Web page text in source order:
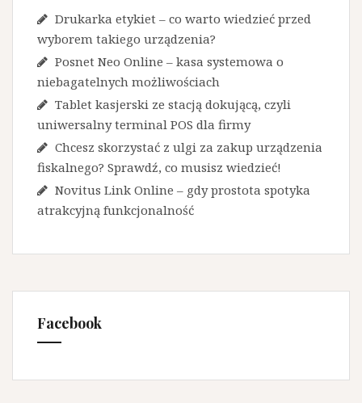
Drukarka etykiet – co warto wiedzieć przed
wyborem takiego urządzenia?
Posnet Neo Online – kasa systemowa o
niebagatelnych możliwościach
Tablet kasjerski ze stacją dokującą, czyli
uniwersalny terminal POS dla firmy
Chcesz skorzystać z ulgi za zakup urządzenia
fiskalnego? Sprawdź, co musisz wiedzieć!
Novitus Link Online – gdy prostota spotyka
atrakcyjną funkcjonalność
Facebook